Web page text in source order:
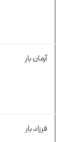
آرمان بار
فرزاد بار